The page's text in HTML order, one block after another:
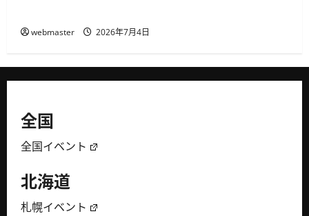
webmaster 2026年7月4日
全国
全国イベント
北海道
札幌イベント